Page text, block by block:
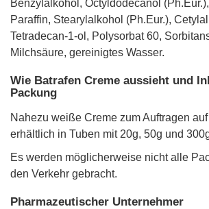
Benzylalkohol, Octyldodecanol
Paraffin, Stearylalkohol (Ph.Eur.),
Tetradecan-1-ol, Polysorbat 60,
Milchsäure, gereinigtes Wasser.
Wie Batrafen Creme aussieht und
Packung
Nahezu weiße Creme zum Auftragen
erhältlich in Tuben mit 20g, 50g und
Es werden möglicherweise nicht alle
den Verkehr gebracht.
Pharmazeutischer Unternehmer